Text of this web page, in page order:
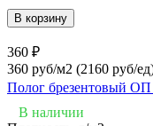
В корзину
360 ₽
360 руб/м2 (2160 руб/
Полог брезентовый ОП
В наличии